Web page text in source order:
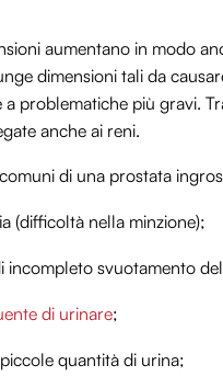
aumentano in modo
dimensioni tali da
problematiche più gravi.
anche ai reni.
di una prostata
(difficoltà nella minzione);
incompleto svuotamento
di urinare;
quantità di urina;